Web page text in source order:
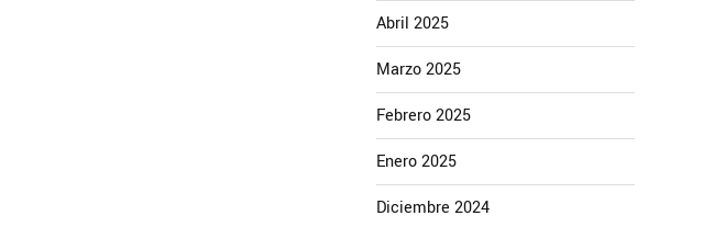
Abril 2025
Marzo 2025
Febrero 2025
Enero 2025
Diciembre 2024